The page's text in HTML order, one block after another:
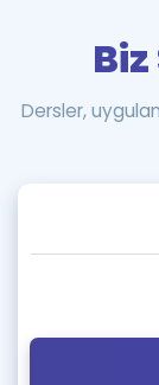
Dersler,